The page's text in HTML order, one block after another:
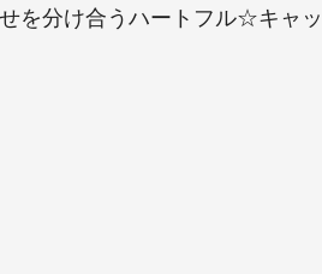
を分け合うハートフル☆キャ